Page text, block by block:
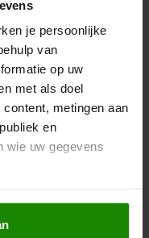
je persoonlijke
van
op uw
met als doel
metingen aan
en
wie uw gegevens
geografische